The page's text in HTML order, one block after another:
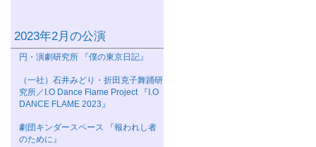
2023年2月の公演
円・演劇研究所 『僕の東京日記』
（一社）石井みどり・折田克子舞踊研
究所／I.O Dance Flame Project 『I.O
DANCE FLAME 2023』
劇団キンダースペース 『報われし者
のために』